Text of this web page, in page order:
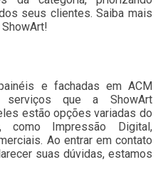
seus clientes. Saiba mais
e fachadas em ACM
serviços que a ShowArt
estão opções variadas do
como Impressão Digital,
Ao entrar em contato
suas dúvidas, estamos